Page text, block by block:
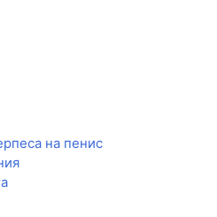
на пенис